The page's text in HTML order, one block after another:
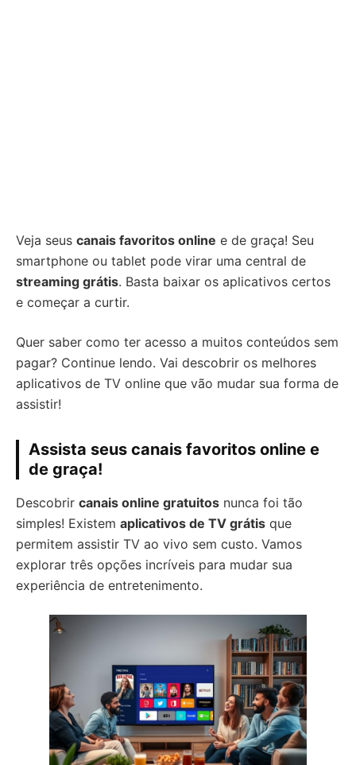
Veja seus canais favoritos online e de graça! Seu
smartphone ou tablet pode virar uma central de
streaming grátis. Basta baixar os aplicativos certos
e começar a curtir.
Quer saber como ter acesso a muitos conteúdos sem
pagar? Continue lendo. Vai descobrir os melhores
aplicativos de TV online que vão mudar sua forma de
assistir!
Assista seus canais favoritos online e
de graça!
Descobrir canais online gratuitos nunca foi tão
simples! Existem aplicativos de TV grátis que
permitem assistir TV ao vivo sem custo. Vamos
explorar três opções incríveis para mudar sua
experiência de entretenimento.